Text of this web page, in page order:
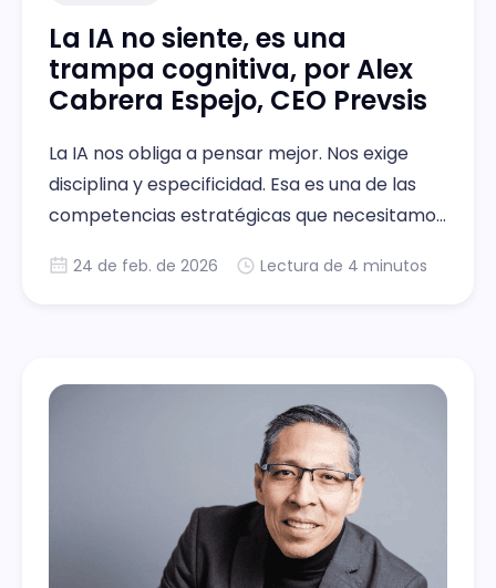
La IA no siente, es una
trampa cognitiva, por Alex
Cabrera Espejo, CEO Prevsis
La IA nos obliga a pensar mejor. Nos exige
disciplina y especificidad. Esa es una de las
competencias estratégicas que necesitamos
precisión lo que realmente necesitamos.
24 de feb. de 2026 Lectura de 4 minutos